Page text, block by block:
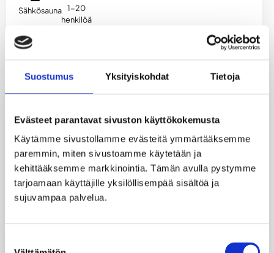
Suostumus Yksityiskohdat Tietoja
Evästeet parantavat sivuston käyttökokemusta
Käytämme sivustollamme evästeitä ymmärtääksemme
paremmin, miten sivustoamme käytetään ja
kehittääksemme markkinointia. Tämän avulla pystymme
tarjoamaan käyttäjille yksilöllisempää sisältöä ja
sujuvampaa palvelua.
Sähkösauna 1-20
henkilöä